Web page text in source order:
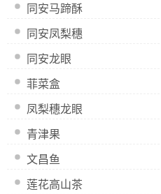
同安马蹄酥
同安凤梨穗
同安龙眼
菲菜盒
凤梨穗龙眼
青津果
文昌鱼
莲花高山茶